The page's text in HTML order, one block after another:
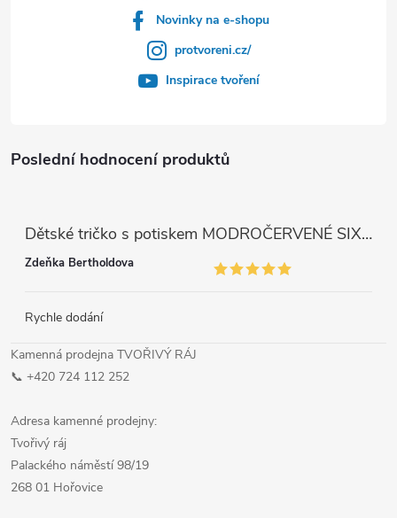
Poslední hodnocení produktů
Dětské tričko s potiskem MODROČERVENÉ SIX SEVEN 67
Zdeňka Bertholdova
Rychle dodání
Kamenná prodejna TVOŘIVÝ RÁJ
📞 +420 724 112 252
Adresa kamenné prodejny:
Tvořivý ráj
Palackého náměstí 98/19
268 01 Hořovice
Novinky na e-shopu
protvoreni.cz/
Inspirace tvoření